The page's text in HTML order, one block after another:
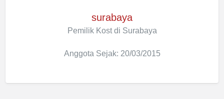
surabaya
Pemilik Kost di Surabaya
Anggota Sejak: 20/03/2015